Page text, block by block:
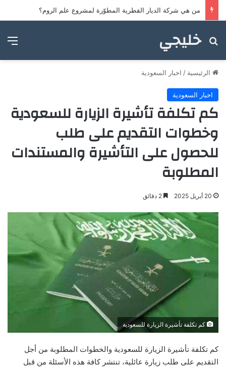
من هي شركة الديار القطرية المطوّرة لمشروع علم الروم؟
خليجي
بحث عن
الرئيسية / اخبار السعودية
اخبار السعودية
كم تكلفة تأشيرة الزيارة للسعودية
وخطوات التقديم على طلب
للحصول على التأشيرة والمستندات
المطلوبة
20 أبريل 2025
كم تكلفة تأشيرة الزيارة للسعودية
كم تكلفة تأشيرة الزيارة للسعودية والخطوات المطلوبة من أجل
التقديم على طلب زيارة عائلية، تنتشر كافة هذه الأسئلة من قبل